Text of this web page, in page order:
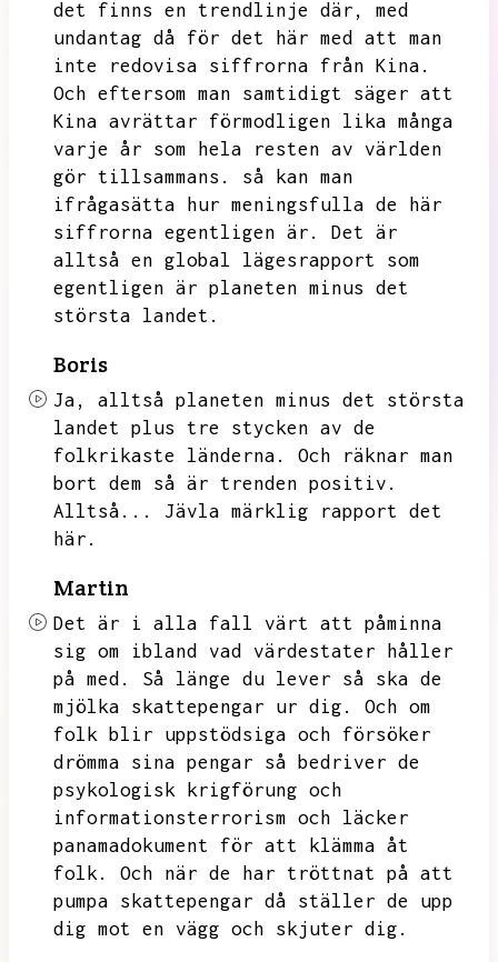
det finns en trendlinje där,
med
undantag då för det här med att man
inte redovisa siffrorna från Kina.
Och eftersom man samtidigt säger att
Kina avrättar förmodligen lika många
varje år som hela resten av världen
gör tillsammans.
så kan man
ifrågasätta hur meningsfulla de här
siffrorna egentligen är.
Det är
alltså en global lägesrapport som
egentligen är planeten minus det
största landet.
Boris
Ja,
alltså planeten minus det största
landet plus tre stycken av de
folkrikaste länderna.
Och räknar man
bort dem så är trenden positiv.
Alltså...
Jävla märklig rapport det
här.
Martin
Det är i alla fall värt att påminna
sig om ibland vad värdestater håller
på med.
Så länge du lever så ska de
mjölka skattepengar ur dig.
Och om
folk blir uppstödsiga och försöker
drömma sina pengar så bedriver de
psykologisk krigförung och
informationsterrorism och läcker
panamadokument för att klämma åt
folk.
Och när de har tröttnat på att
pumpa skattepengar då ställer de upp
dig mot en vägg och skjuter dig.